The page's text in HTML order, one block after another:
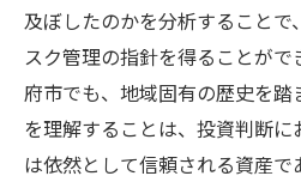
及ぼしたのかを分析することで
スク管理の指針を得ることが
府市でも、地域固有の歴史を
を理解することは、投資判断
は依然として信頼される資産で